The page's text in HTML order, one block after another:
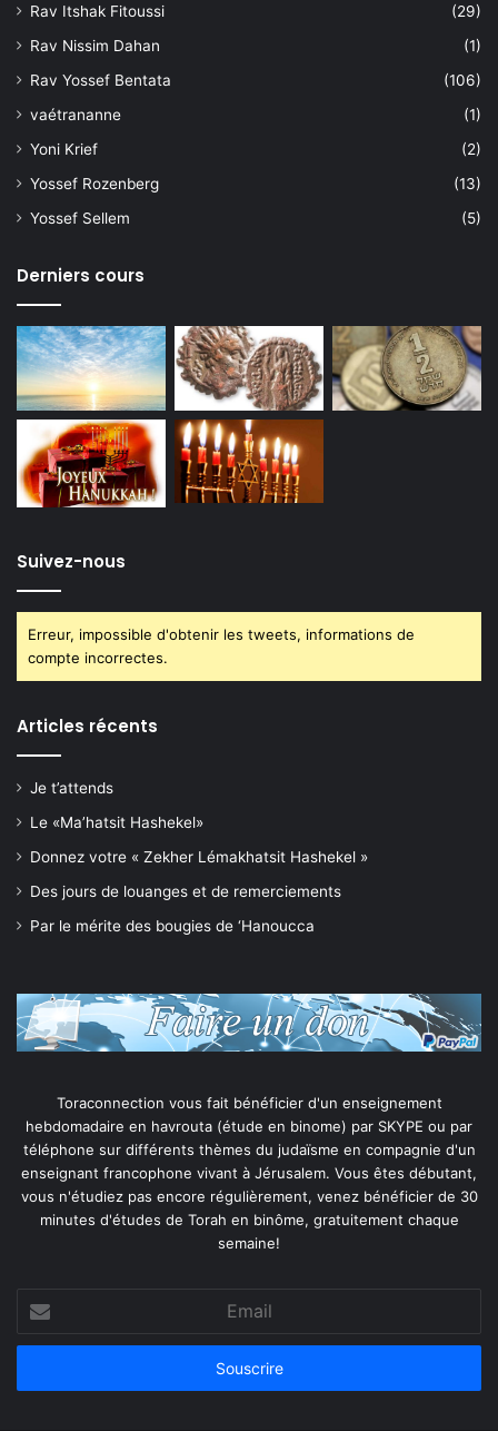
Rav Itshak Fitoussi
(29)
Rav Nissim Dahan
(1)
Rav Yossef Bentata
(106)
vaétrananne
(1)
Yoni Krief
(2)
Yossef Rozenberg
(13)
Yossef Sellem
(5)
Derniers cours
Suivez-nous
Erreur, impossible d'obtenir les tweets, informations de
compte incorrectes.
Articles récents
Je t’attends
Le «Ma’hatsit Hashekel»
Donnez votre « Zekher Lémakhatsit Hashekel »
Des jours de louanges et de remerciements
Par le mérite des bougies de ‘Hanoucca
Toraconnection vous fait bénéficier d'un enseignement
hebdomadaire en havrouta (étude en binome) par SKYPE ou par
téléphone sur différents thèmes du judaïsme en compagnie d'un
enseignant francophone vivant à Jérusalem. Vous êtes débutant,
vous n'étudiez pas encore régulièrement, venez bénéficier de 30
minutes d'études de Torah en binôme, gratuitement chaque
semaine!